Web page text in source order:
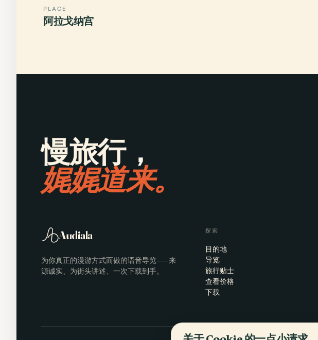
PLACE
阿拉戈纳宫
慢旅行，
娓娓道来。
Audiala
为你真正的漫游方式而做的语音导览——来
源诚实、为街头讲述、一次下载到手。
探索
目的地
导览
旅行贴士
查看价格
下载